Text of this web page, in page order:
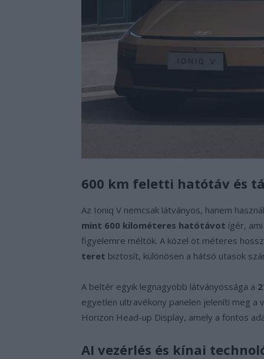
600 km feletti hatótáv és
Az Ioniq V nemcsak látványos, hanem
mint 600 kilométeres hatótávot ígér,
figyelemre méltók. A közel öt méteres
teret biztosít, különösen a hátsó utasok
A beltér egyik legnagyobb látványossága a
egyetlen ultravékony panelen jeleníti meg a
Horizon Head-up Display, amely a fontos
AI vezérlés és kínai